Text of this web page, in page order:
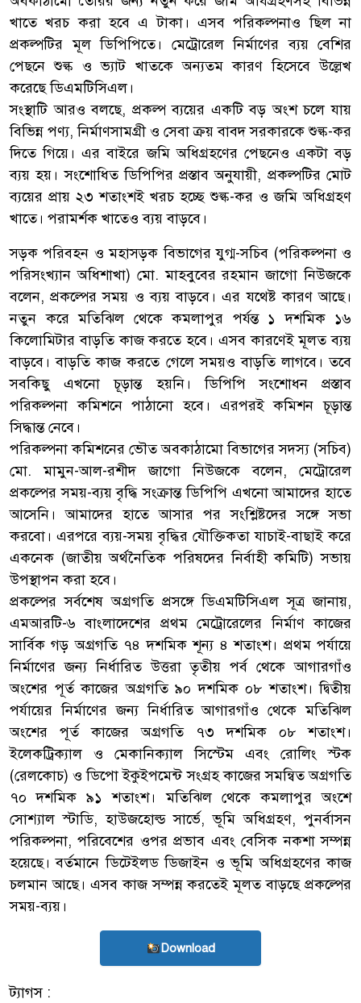
খাতে খরচ করা হবে এ টাকা। এসব পরিকল্পনাও ছিল না
প্রকল্পটির মূল ডিপিপিতে। মেট্রোরেল নির্মাণের ব্যয় বেশির
পেছনে শুল্ক ও ভ্যাট খাতকে অন্যতম কারণ হিসেবে উল্লেখ
করেছে ডিএমটিসিএল।
সংস্থাটি আরও বলছে, প্রকল্প ব্যয়ের একটি বড় অংশ চলে যায়
বিভিন্ন পণ্য, নির্মাণসামগ্রী ও সেবা ক্রয় বাবদ সরকারকে শুল্ক-কর
দিতে গিয়ে। এর বাইরে জমি অধিগ্রহণের পেছনেও একটা বড়
ব্যয় হয়। সংশোধিত ডিপিপির প্রস্তাব অনুযায়ী, প্রকল্পটির মোট
ব্যয়ের প্রায় ২৩ শতাংশই খরচ হচ্ছে শুল্ক-কর ও জমি অধিগ্রহণ
খাতে। পরামর্শক খাতেও ব্যয় বাড়বে।
সড়ক পরিবহন ও মহাসড়ক বিভাগের যুগ্ম-সচিব (পরিকল্পনা ও
পরিসংখ্যান অধিশাখা) মো. মাহবুবের রহমান জাগো নিউজকে
বলেন, প্রকল্পের সময় ও ব্যয় বাড়বে। এর যথেষ্ট কারণ আছে।
নতুন করে মতিঝিল থেকে কমলাপুর পর্যন্ত ১ দশমিক ১৬
কিলোমিটার বাড়তি কাজ করতে হবে। এসব কারণেই মূলত ব্যয়
বাড়বে। বাড়তি কাজ করতে গেলে সময়ও বাড়তি লাগবে। তবে
সবকিছু এখনো চূড়ান্ত হয়নি। ডিপিপি সংশোধন প্রস্তাব
পরিকল্পনা কমিশনে পাঠানো হবে। এরপরই কমিশন চূড়ান্ত
সিদ্ধান্ত নেবে।
পরিকল্পনা কমিশনের ভৌত অবকাঠামো বিভাগের সদস্য (সচিব)
মো. মামুন-আল-রশীদ জাগো নিউজকে বলেন, মেট্রোরেল
প্রকল্পের সময়-ব্যয় বৃদ্ধি সংক্রান্ত ডিপিপি এখনো আমাদের হাতে
আসেনি। আমাদের হাতে আসার পর সংশ্লিষ্টদের সঙ্গে সভা
করবো। এরপরে ব্যয়-সময় বৃদ্ধির যৌক্তিকতা যাচাই-বাছাই করে
একনেক (জাতীয় অর্থনৈতিক পরিষদের নির্বাহী কমিটি) সভায়
উপস্থাপন করা হবে।
প্রকল্পের সর্বশেষ অগ্রগতি প্রসঙ্গে ডিএমটিসিএল সূত্র জানায়,
এমআরটি-৬ বাংলাদেশের প্রথম মেট্রোরেলের নির্মাণ কাজের
সার্বিক গড় অগ্রগতি ৭৪ দশমিক শূন্য ৪ শতাংশ। প্রথম পর্যায়ে
নির্মাণের জন্য নির্ধারিত উত্তরা তৃতীয় পর্ব থেকে আগারগাঁও
অংশের পূর্ত কাজের অগ্রগতি ৯০ দশমিক ০৮ শতাংশ। দ্বিতীয়
পর্যায়ের নির্মাণের জন্য নির্ধারিত আগারগাঁও থেকে মতিঝিল
অংশের পূর্ত কাজের অগ্রগতি ৭৩ দশমিক ০৮ শতাংশ।
ইলেকট্রিক্যাল ও মেকানিক্যাল সিস্টেম এবং রোলিং স্টক
(রেলকোচ) ও ডিপো ইকুইপমেন্ট সংগ্রহ কাজের সমন্বিত অগ্রগতি
৭০ দশমিক ৯১ শতাংশ। মতিঝিল থেকে কমলাপুর অংশে
সোশ্যাল স্টাডি, হাউজহোল্ড সার্ভে, ভূমি অধিগ্রহণ, পুনর্বাসন
পরিকল্পনা, পরিবেশের ওপর প্রভাব এবং বেসিক নকশা সম্পন্ন
হয়েছে। বর্তমানে ডিটেইলড ডিজাইন ও ভূমি অধিগ্রহণের কাজ
চলমান আছে। এসব কাজ সম্পন্ন করতেই মূলত বাড়ছে প্রকল্পের
সময়-ব্যয়।
Download
ট্যাগস :